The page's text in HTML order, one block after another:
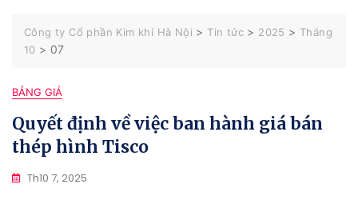
Công ty Cổ phần Kim khí Hà Nội > Tin tức > 2025 > Tháng
10 > 07
BẢNG GIÁ
Quyết định về việc ban hành giá bán
thép hình Tisco
Th10 7, 2025